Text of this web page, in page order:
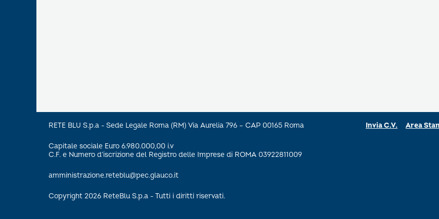
RETE BLU S.p.a - Sede Legale Roma (RM) Via Aurelia 796 – CAP 00165 Roma
Capitale sociale Euro 6.980.000,00 i.v
C.F. e Numero d’iscrizione del Registro delle Imprese di ROMA 03922811009
amministrazione.reteblu@pec.glauco.it
Copyright 2026 ReteBlu S.p.a - Tutti i diritti riservati.
Invia C.V. Area